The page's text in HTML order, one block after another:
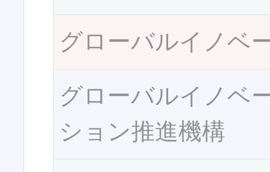
グローバルイノベ
グローバルイノベ
ション推進機構